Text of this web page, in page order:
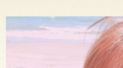
アクセス